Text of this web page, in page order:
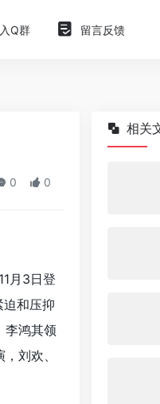
Q群 留言反馈
0 0
月3日登
和压抑
李鸿其领
刘欢、
相关